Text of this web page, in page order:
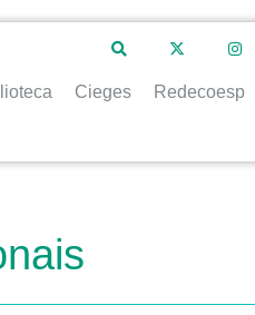
Cieges Redecoesp